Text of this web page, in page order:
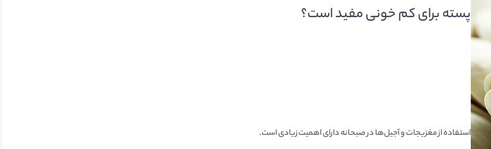
بادام زمینی
بادام زمینی روکش دار
تخمه ها
پسته برای کم خونی مفید است؟
استفاده از مغزیجات و آجیل‌ها در صبحانه دارای اهمیت زیادی است.